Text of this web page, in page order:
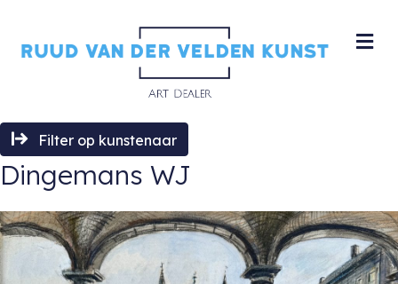
Filter op kunstenaar
Dingemans WJ